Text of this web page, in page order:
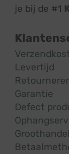
je bij de #1
Levertijd
Garantie
Defect
Groothandel